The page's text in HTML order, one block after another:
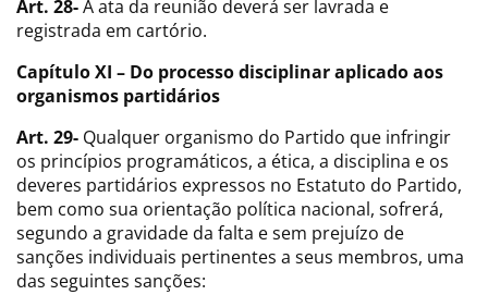
Art. 28-A ata da reunião deverá ser lavrada e
registrada em cartório.
Capítulo XI – Do processo disciplinar aplicado aos
organismos partidários
Art. 29- Qualquer organismo do Partido que infringir
os princípios programáticos, a ética, a disciplina e os
deveres partidários expressos no Estatuto do Partido,
bem como sua orientação política nacional, sofrerá,
segundo a gravidade da falta e sem prejuízo de
sanções individuais pertinentes a seus membros, uma
das seguintes sanções: